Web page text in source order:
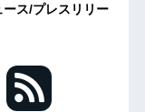
ス/プレスリリー